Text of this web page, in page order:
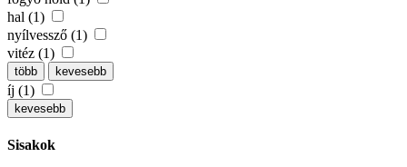
hal (1)
nyílvessző (1)
vitéz (1)
több kevesebb
íj (1)
kevesebb
Sisakok